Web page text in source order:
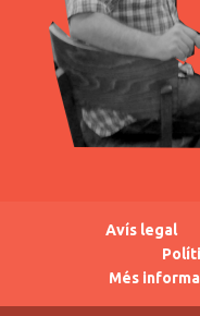
Avís legal
Més